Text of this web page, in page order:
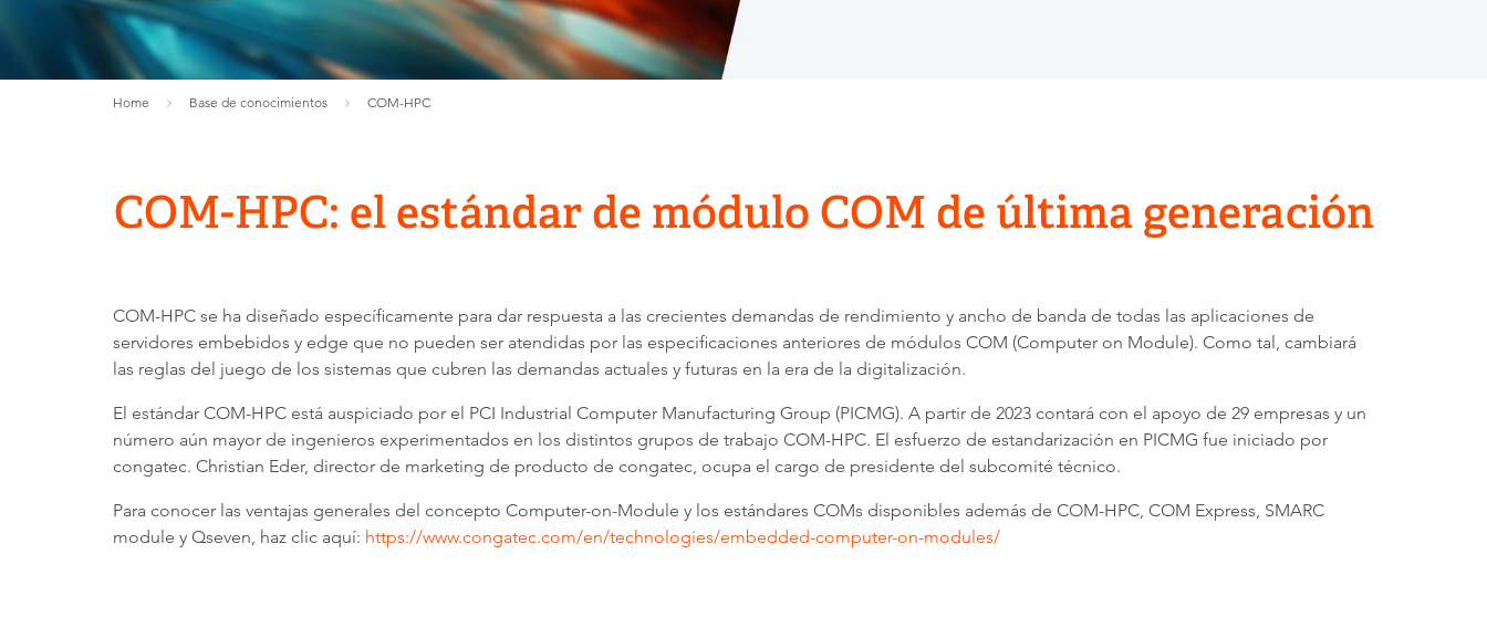
Home Base de conocimientos COM-HPC
COM-HPC: el estándar de módulo COM de última generación
COM-HPC se ha diseñado específicamente para dar respuesta a las crecientes demandas de rendimiento y ancho de banda de todas las aplicaciones de
servidores embebidos y edge que no pueden ser atendidas por las especificaciones anteriores de módulos COM (Computer on Module). Como tal, cambiará
las reglas del juego de los sistemas que cubren las demandas actuales y futuras en la era de la digitalización.
El estándar COM-HPC está auspiciado por el PCI Industrial Computer Manufacturing Group (PICMG). A partir de 2023 contará con el apoyo de 29 empresas y un
número aún mayor de ingenieros experimentados en los distintos grupos de trabajo COM-HPC. El esfuerzo de estandarización en PICMG fue iniciado por
congatec. Christian Eder, director de marketing de producto de congatec, ocupa el cargo de presidente del subcomité técnico.
Para conocer las ventajas generales del concepto Computer-on-Module y los estándares COMs disponibles además de COM-HPC, COM Express, SMARC
module y Qseven, haz clic aquí: https://www.congatec.com/en/technologies/embedded-computer-on-modules/